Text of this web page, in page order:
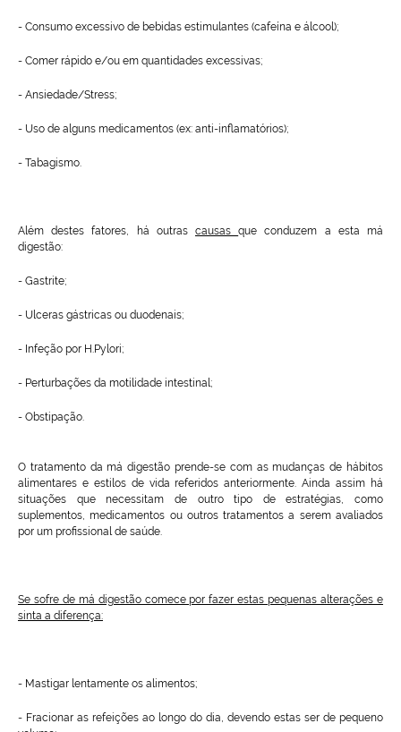
- Consumo excessivo de bebidas estimulantes (cafeína e álcool);
- Comer rápido e/ou em quantidades excessivas;
- Ansiedade/Stress;
- Uso de alguns medicamentos (ex: anti-inflamatórios);
- Tabagismo.
Além destes fatores, há outras causasque conduzem a esta má
digestão:
- Gastrite;
- Ulceras gástricas ou duodenais;
- Infeção por H.Pylori;
- Perturbações da motilidade intestinal;
- Obstipação.
O tratamento da má digestão prende-se com as mudanças de hábitos
alimentares e estilos de vida referidos anteriormente. Ainda assim há
situações que necessitam de outro tipo de estratégias, como
suplementos, medicamentos ou outros tratamentos a serem avaliados
por um profissional de saúde.
Se sofre de má digestão comece por fazer estas pequenas alterações e
sinta a diferença:
- Mastigar lentamente os alimentos;
- Fracionar as refeições ao longo do dia, devendo estas ser de pequeno